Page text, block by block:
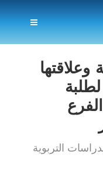
وعلاقتها
التربوية